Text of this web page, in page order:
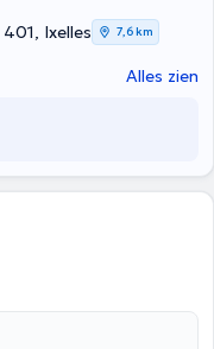
Ixelles 7,6 km
Alles zien